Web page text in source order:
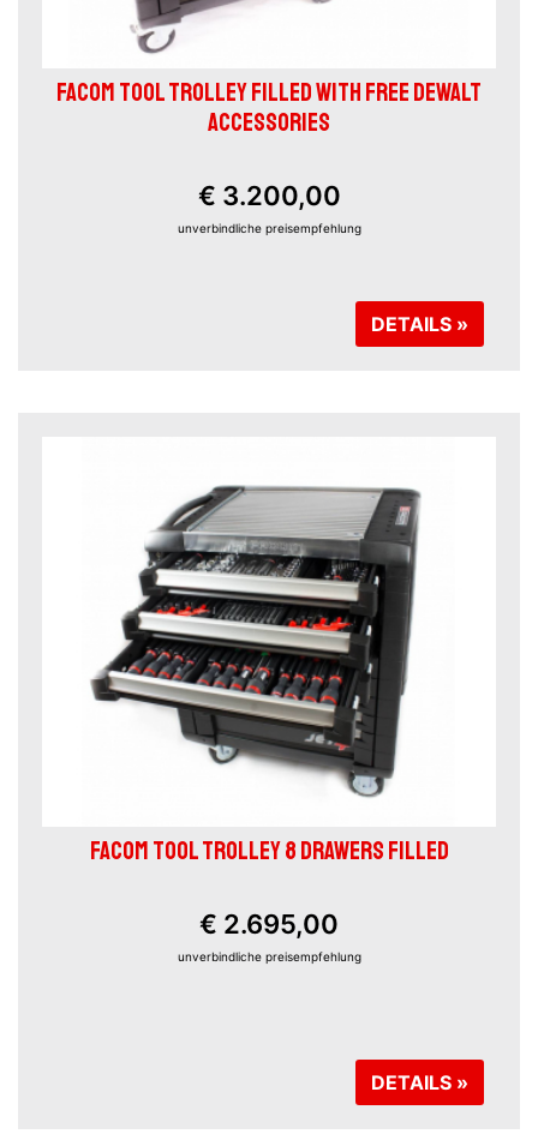
FACOM TOOL TROLLEY FILLED WITH FREE DEWALT
ACCESSORIES
€ 3.200,00
unverbindliche preisempfehlung
DETAILS »
FACOM TOOL TROLLEY 8 DRAWERS FILLED
€ 2.695,00
unverbindliche preisempfehlung
DETAILS »